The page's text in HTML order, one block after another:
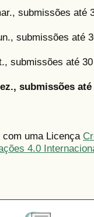
submissões até
submissões até
submissões até
submissões
uma Licença
4.0